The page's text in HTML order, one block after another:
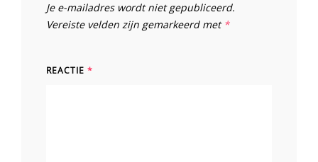
Je e-mailadres wordt niet gepubliceerd.
Vereiste velden zijn gemarkeerd met *
REACTIE *